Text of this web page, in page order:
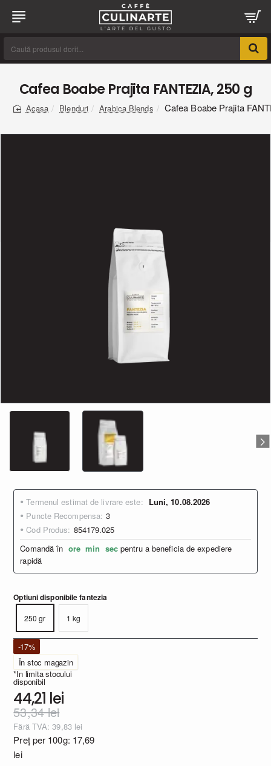
Caută
produsul
Cafea Boabe Prajita FANTEZIA, 250 g
home
Blenduri Arabica Blends Cafea Boabe Prajita
Termenul estimat de livrare este: Luni, 10.08.2026
Puncte Recompensa: 3
Cod Produs: 854179.025
Comandă în ore min secpentru a beneficia de expediere
rapidă
În stoc magazin
*In limita stocului
disponibil
-17%
44,21 lei
53,34 lei
Fără TVA: 39,83 lei
Preț per 100g: 17,69
lei
Optiuni disponibile fantezia
250 gr 1 kg